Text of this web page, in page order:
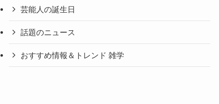
芸能人の誕生日
話題のニュース
おすすめ情報＆トレンド 雑学